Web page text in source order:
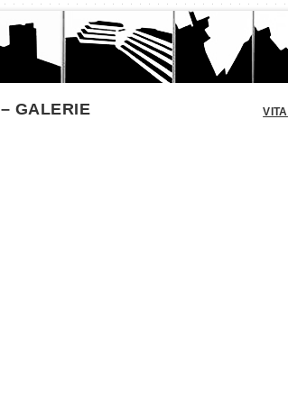
– GALERIE VITA